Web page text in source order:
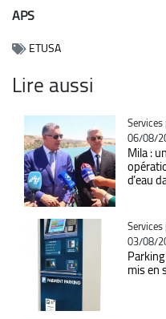
APS
ETUSA
Lire aussi
06/08/
Mila :
d’eau
03/08/
mis en